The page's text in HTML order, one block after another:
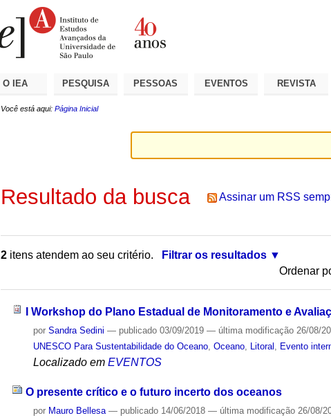
O IEA PESQUISA PESSOAS EVENTOS REVISTA
Você está aqui: Página Inicial
Resultado da busca Assinar um RSS
2 itens atendem ao seu critério.
Filtrar os resultados
Ordenar
I Workshop do Plano Estadual de Monitoramento e
porSandra Sedini — publicado 03/09/2019— última modificação 26/08/
UNESCO Para Sustentabilidade do Oceano ,Oceano Litoral Evento
Localizado em EVENTOS
O presente crítico e o futuro incerto dos oceanos
por Mauro Bellesa — publicado 14/06/2018— última modificação 26/08/